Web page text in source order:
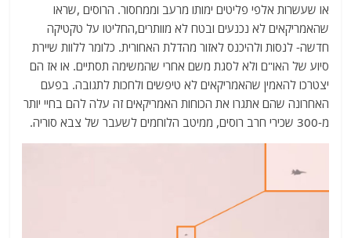
או שעשרות אלפי פליטים ימותו מרעב וממחסור. הרוסים ,שראו
שהאמריקאים לא נכנעים ובטח לא מוותרים,החליטו על טקטיקה
חדשה- לנסות ולהיכנס לאזור מהדלת האחורית. כלומר ללוות שיירת
סיוע של האו"ם ולא לסגת משם אחרי שהמשימה תסתיים. או אז הם
יצטרכו להאמין שהאמריקאים לא טיפשים ולחכות לתגובה. בפעם
האחרונה שהם אתגרו את הכוחות האמריקאים זה עלה להם בחיי יותר
מ-300 שכירי חרב רוסים, ממיטב הלוחמים לשעבר של צבא סוריה.